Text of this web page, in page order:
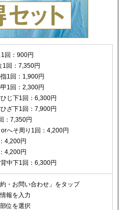
回：900円
1回：7,350円
1回：1,900円
1回：2,300円
じ下1回：6,300円
ざ下1回：7,900円
：7,350円
へそ周り1回：4,200円
4,200円
4,200円
中下1回：6,300円
・お問い合わせ」をタップ
報を入力
位を選択